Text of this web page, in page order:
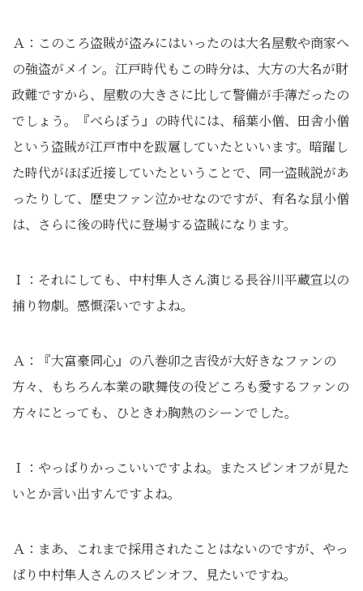
Ａ：このころ盗賊が盗みにはいったのは大名屋敷や商家へ
の強盗がメイン。江戸時代もこの時分は、大方の大名が財
政難ですから、屋敷の大きさに比して警備が手薄だったの
でしょう。『べらぼう』の時代には、稲葉小僧、田舎小僧
という盗賊が江戸市中を跋扈していたといいます。暗躍し
た時代がほぼ近接していたということで、同一盗賊説があ
ったりして、歴史ファン泣かせなのですが、有名な鼠小僧
は、さらに後の時代に登場する盗賊になります。
Ｉ：それにしても、中村隼人さん演じる長谷川平蔵宣以の
捕り物劇。感慨深いですよね。
Ａ：『大富豪同心』の八巻卯之吉役が大好きなファンの
方々、もちろん本業の歌舞伎の役どころも愛するファンの
方々にとっても、ひときわ胸熱のシーンでした。
Ｉ：やっぱりかっこいいですよね。またスピンオフが見た
いとか言い出すんですよね。
Ａ：まあ、これまで採用されたことはないのですが、やっ
ぱり中村隼人さんのスピンオフ、見たいですね。